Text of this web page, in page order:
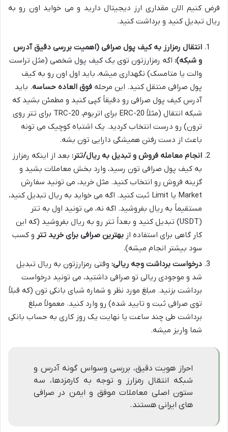
فرض کنیم الان مقداری ارز دیجیتال دارید و می خواید اون رو به
ریال تبدیل کنید و برداشت کنید.
انتقال رمزارز به کیف پول صرافی (اهمیت بررسی دقیق آدرس
و شبکه): اگه رمزارزتون توی یک کیف پول شخصی (مثل تراست
والت یا متامسک) نگهداری میشه، باید اول اون رو به کیف
پول صرافی منتقل کنید. این مرحله فوق العاده حساسه. باید
آدرس کیف پول صرافی رو دقیقاً کپی کنید و مطمئن بشید که
شبکه انتقال (مثلاً ERC-20 برای اتریوم، TRC-20 برای تتر روی
ترون) رو درست انتخاب کردید. یک اشتباه کوچیک می تونه
باعث از دست رفتن همیشگی دارایی تون بشه.
انجام معامله فروش و تبدیل به ریال/تتر: بعد از اینکه رمزارز
به کیف پول صرافی تون رسید، وارد بخش معاملات بشید و
گزینه فروش رو انتخاب کنید. مثل خرید، می تونید سفارش
Market یا Limit ثبت کنید. اگه می خواید به ریال تبدیل کنید،
مستقیماً به ریال بفروشید. اگه نه، می تونید اول به تتر
(USDT) تبدیل کنید و بعداً تتر رو به ریال بفروشید (که این
کار گاهی برای استفاده از بهترین صرافی برای خرید تتر و کسب
سود بیشتر انجام میشه).
درخواست برداشت وجه ریالی: وقتی رمزارزتون به ریال تبدیل
شد و موجودی ریالی تو صرافی داشتید، می تونید درخواست
برداشت بزنید. مبلغ مورد نظر و شماره شبای بانکی تون (که قبلاً
توی صرافی ثبت و تایید شده) رو وارد کنید. معمولاً مبلغ
برداشت طی چند ساعت یا نهایت یک روز کاری به حساب بانکی
شما واریز میشه.
احراز هویت دقیق، بررسی وسواس گونه آدرس و
شبکه انتقال رمزارز و توجه به کارمزدها، سه
ستون اصلی معاملات موفق و ایمن در صرافی
های ایرانی هستند.